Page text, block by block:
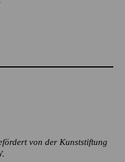
von der Kunststiftung